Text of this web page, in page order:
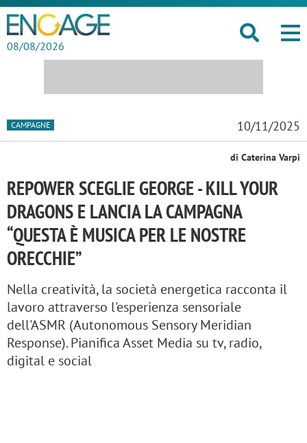
08/08/2026
CAMPAGNE 10/11/2025
di Caterina Varpi
REPOWER SCEGLIE GEORGE - KILL YOUR
DRAGONS E LANCIA LA CAMPAGNA
“QUESTA È MUSICA PER LE NOSTRE
ORECCHIE”
Nella creatività, la società energetica racconta il
lavoro attraverso l'esperienza sensoriale
dell'ASMR (Autonomous Sensory Meridian
Response). Pianifica Asset Media su tv, radio,
digital e social